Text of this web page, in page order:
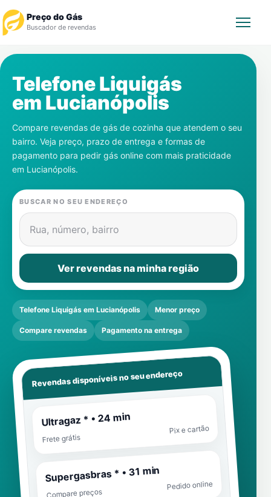
Preço do Gás
Buscador de revendas
Revendedor
Notícias
Cadastre-se
Gás
Contatos
Telefone Liquigás
em Lucianópolis
Compare revendas de gás de cozinha que atendem o seu
bairro. Veja preço, prazo de entrega e formas de
pagamento para pedir gás online com mais praticidade
em Lucianópolis.
BUSCAR NO SEU ENDEREÇO
Rua, número, bairro
Ver revendas na minha região
Telefone Liquigás em Lucianópolis Menor preço
Compare revendas Pagamento na entrega
Revendas disponíveis no seu endereço
Ultragaz * • 24 min
Frete grátis
Pix e cartão
Supergasbras * • 31 min
Compare preços
Pedido online